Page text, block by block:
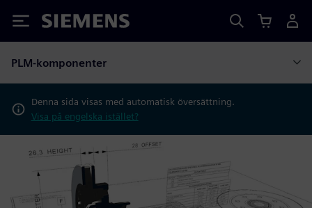
Siemens
PLM-komponenter
Denna sida visas med automatisk översättning.
Visa på engelska istället?